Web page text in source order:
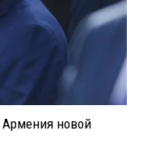
Армения новой